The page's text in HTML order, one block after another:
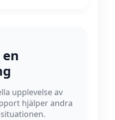
upplevelse av
hjälper andra